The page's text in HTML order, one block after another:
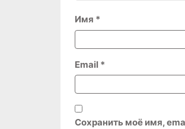
Имя *
Email *
Сохранить моё имя,